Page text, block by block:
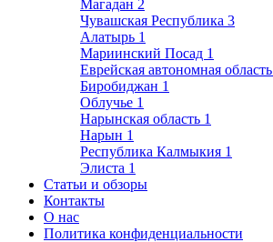
Магадан 2
Чувашская Республика 3
Алатырь 1
Мариинский Посад 1
Еврейская автономная область
Биробиджан 1
Облучье 1
Нарынская область 1
Нарын 1
Республика Калмыкия 1
Элиста 1
Статьи и обзоры
Контакты
О нас
Политика конфиденциальности